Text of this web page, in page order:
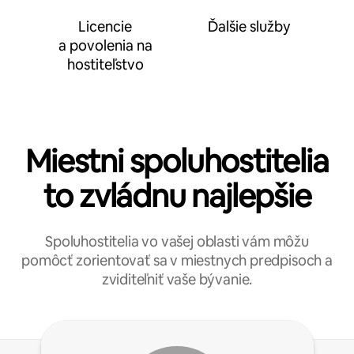
Licencie
a povolenia na
hostiteľstvo
Ďalšie služby
Miestni spoluhostitelia
to zvládnu najlepšie
Spoluhostitelia vo vašej oblasti vám môžu
pomôcť zorientovať sa v miestnych predpisoch a
zviditeľniť vaše bývanie.